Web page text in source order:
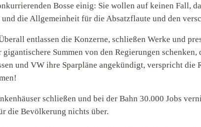
Bosse einig: Sie wollen auf keinen Fall,
die Allgemeinheit für die Absatzflaute und den
entlassen die Konzerne, schließen Werke und
Summen von den Regierungen
und VW ihre Sparpläne angekündigt, verspricht
schließen und bei der Bahn 30.000 Jobs
die Bevölkerung nichts über.